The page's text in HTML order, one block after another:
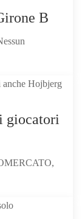
B
giocatori